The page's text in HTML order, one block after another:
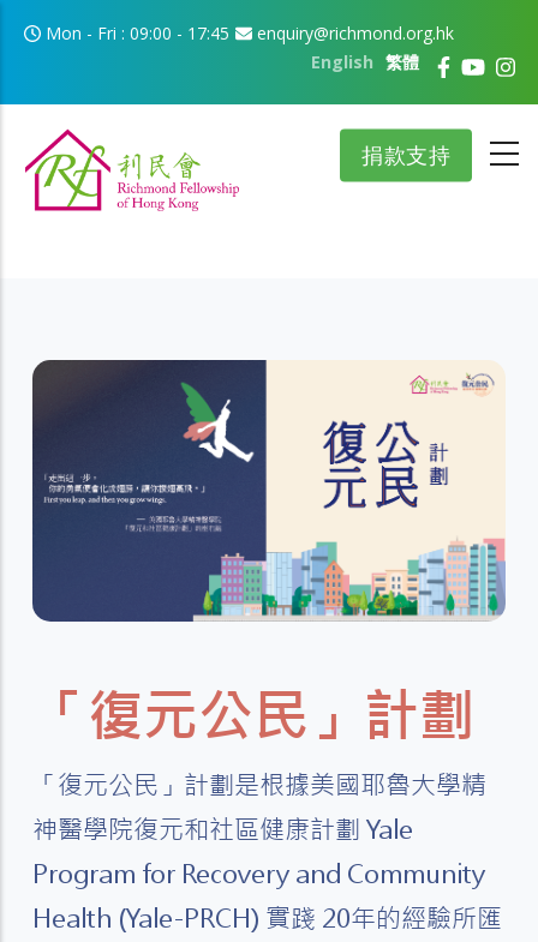
移至主內容
Mon - Fri : 09:00 - 17:45
enquiry@richmond.org.hk
繁體
English
捐款支持
「復元公民」計劃
「復元公民」計劃是根據美國耶魯大學精
神醫學院復元和社區健康計劃 Yale
Program for Recovery and Community
Health (Yale-PRCH) 實踐 20年的經驗所匯